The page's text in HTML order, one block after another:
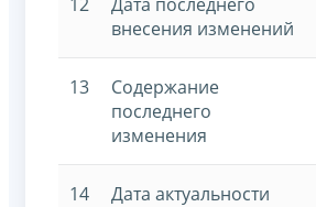
внесения изменений
13
Содержание
последнего
изменения
14 Дата актуальности